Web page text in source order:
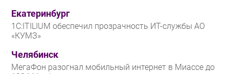
Екатеринбург
1С:ITILIUM обеспечил прозрачность ИТ-службы АО
«КУМЗ»
Челябинск
МегаФон разогнал мобильный интернет в Миассе до